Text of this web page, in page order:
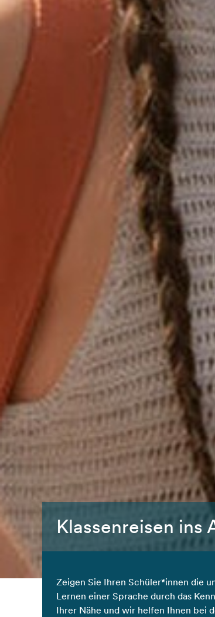
Klassenreisen ins
Zeigen Sie Ihren Schüler*innen die
Lernen einer Sprache durch das
Ihrer Nähe und wir helfen Ihnen bei